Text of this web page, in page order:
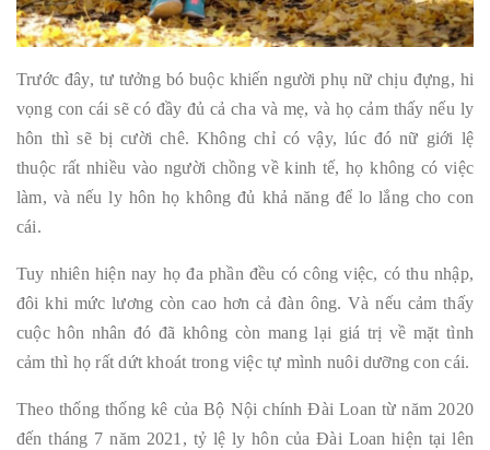
Trước đây, tư tưởng bó buộc khiến người phụ nữ chịu đựng, hi
vọng con cái sẽ có đầy đủ cả cha và mẹ, và họ cảm thấy nếu ly
hôn thì sẽ bị cười chê. Không chỉ có vậy, lúc đó nữ giới lệ
thuộc rất nhiều vào người chồng về kinh tế, họ không có việc
làm, và nếu ly hôn họ không đủ khả năng để lo lắng cho con
cái.
Tuy nhiên hiện nay họ đa phần đều có công việc, có thu nhập,
đôi khi mức lương còn cao hơn cả đàn ông. Và nếu cảm thấy
cuộc hôn nhân đó đã không còn mang lại giá trị về mặt tình
cảm thì họ rất dứt khoát trong việc tự mình nuôi dưỡng con cái.
Theo thống thống kê của Bộ Nội chính Đài Loan từ năm 2020
đến tháng 7 năm 2021, tỷ lệ ly hôn của Đài Loan hiện tại lên